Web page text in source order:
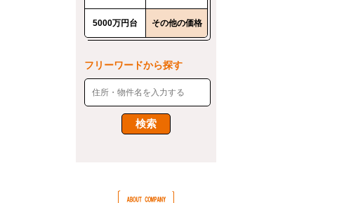
5000万円台 その他の価格
フリーワードから探す